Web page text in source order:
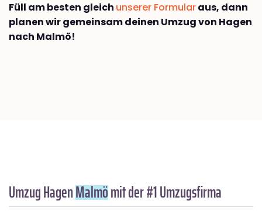
Füll am besten gleich unserer Formularaus, dann
planen wir gemeinsam deinen Umzug von Hagen
nach Malmö!
Umzug HagenMalmömit der #1 Umzugsfirma